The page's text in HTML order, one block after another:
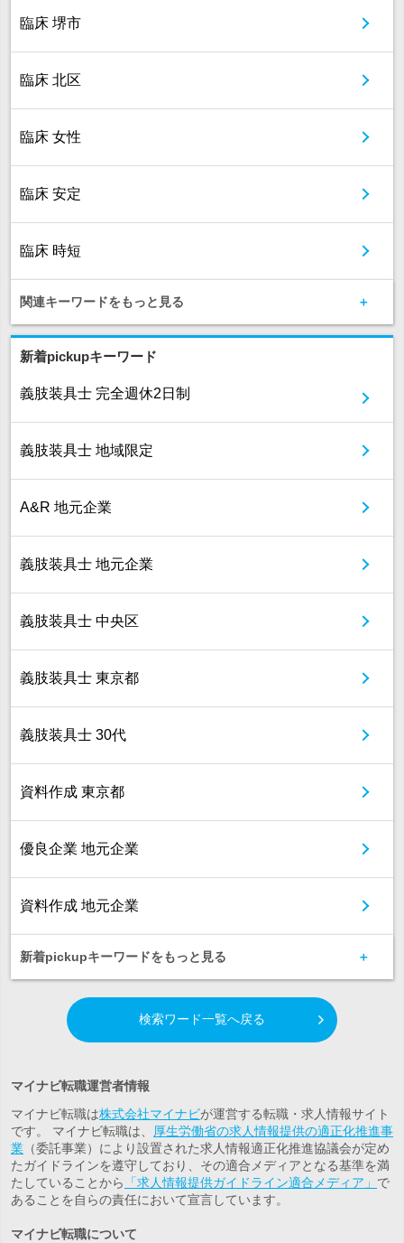
臨床 堺市
臨床 北区
臨床 女性
臨床 安定
臨床 時短
関連キーワードをもっと見る
新着pickupキーワード
義肢装具士 完全週休2日制
義肢装具士 地域限定
A&R 地元企業
義肢装具士 地元企業
義肢装具士 中央区
義肢装具士 東京都
義肢装具士 30代
資料作成 東京都
優良企業 地元企業
資料作成 地元企業
新着pickupキーワードをもっと見る
検索ワード一覧へ戻る
マイナビ転職運営者情報
マイナビ転職は株式会社マイナビが運営する転職・求人情報サイト
です。 マイナビ転職は、
厚生労働省の求人情報提供の適正化推進事
業 （委託事業）により設置された求人情報適正化推進協議会が定め
たガイドラインを遵守しており、その適合メディアとなる基準を満
たしていることから
「求人情報提供ガイドライン適合メディア」 で
あることを自らの責任において宣言しています。
マイナビ転職について